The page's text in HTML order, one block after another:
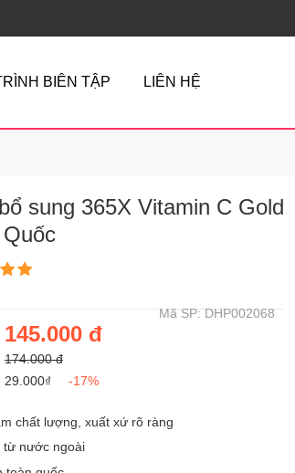
BIÊN TẬP LIÊN HỆ
sung 365X Vitamin C Gold
Mã SP: DHP002068
145.000 đ
174.000 đ
29.000₫ -17%
chất lượng, xuất xứ rõ ràng
từ nước ngoài